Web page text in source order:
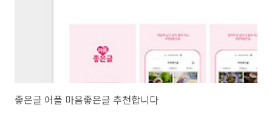
좋은글 어플 마음좋은글 추천합니다